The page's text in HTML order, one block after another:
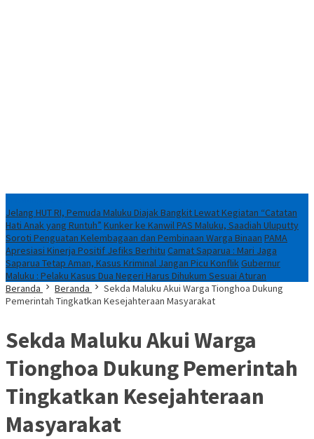
Jelang HUT RI, Pemuda Maluku Diajak Bangkit Lewat Kegiatan “Catatan
Hati Anak yang Runtuh” Kunker ke Kanwil PAS Maluku, Saadiah Uluputty
Soroti Penguatan Kelembagaan dan Pembinaan Warga Binaan PAMA
Apresiasi Kinerja Positif Jefiks Berhitu Camat Saparua : Mari Jaga
Saparua Tetap Aman, Kasus Kriminal Jangan Picu KonflikGubernur
Maluku : Pelaku Kasus Dua Negeri Harus Dihukum Sesuai Aturan
Beranda
Beranda
Sekda Maluku Akui Warga Tionghoa Dukung
Pemerintah Tingkatkan Kesejahteraan Masyarakat
Sekda Maluku Akui Warga
Tionghoa Dukung Pemerintah
Tingkatkan Kesejahteraan
Masyarakat